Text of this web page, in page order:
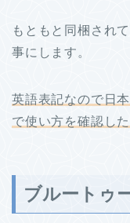
もともと同梱され
事にします。
英語表記なので日
で使い方を確認し
ブルートゥ